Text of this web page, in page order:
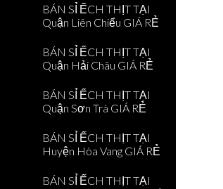
BÁN SỈ ẾCH THỊT TẠI
Quận Liên Chiểu GIÁ RẺ
BÁN SỈ ẾCH THỊT TẠI
Quận Hải Châu GIÁ RẺ
BÁN SỈ ẾCH THỊT TẠI
Quận Sơn Trà GIÁ RẺ
BÁN SỈ ẾCH THỊT TẠI
Huyện Hòa Vang GIÁ RẺ
BÁN SỈ ẾCH THỊT TẠI